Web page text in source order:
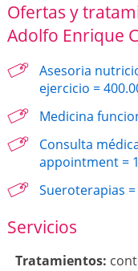
Ofertas y
Adolfo Enrique
Asesoria
ejercicio =
Medicina
Consulta
appointment =
Sueroterapias =
Servicios
Tratamientos: